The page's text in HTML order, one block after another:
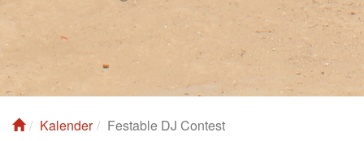
Kalender Festable DJ Contest